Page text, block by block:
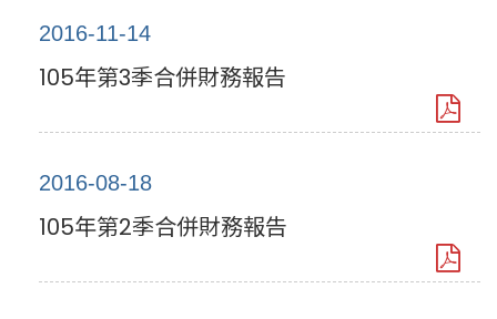
2016-11-14
105年第3季合併財務報告
2016-08-18
105年第2季合併財務報告